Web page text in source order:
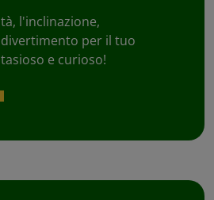
l'inclinazione,
per il tuo
e curioso!